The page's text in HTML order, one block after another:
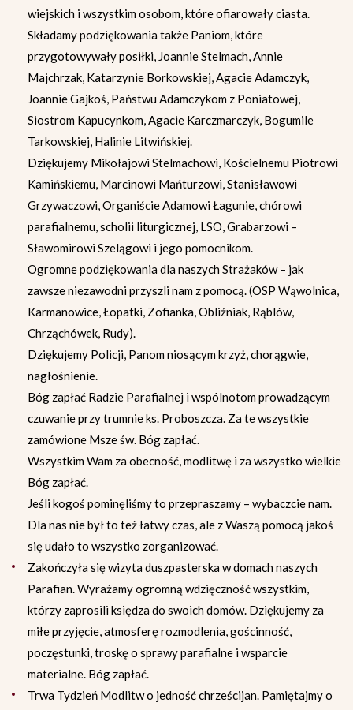
wiejskich i wszystkim osobom, które ofiarowały ciasta.
Składamy podziękowania także Paniom, które
przygotowywały posiłki, Joannie Stelmach, Annie
Majchrzak, Katarzynie Borkowskiej, Agacie Adamczyk,
Joannie Gajkoś, Państwu Adamczykom z Poniatowej,
Siostrom Kapucynkom, Agacie Karczmarczyk, Bogumile
Tarkowskiej, Halinie Litwińskiej.
Dziękujemy Mikołajowi Stelmachowi, Kościelnemu Piotrowi
Kamińskiemu, Marcinowi Mańturzowi, Stanisławowi
Grzywaczowi, Organiście Adamowi Łagunie, chórowi
parafialnemu, scholii liturgicznej, LSO, Grabarzowi –
Sławomirowi Szelągowi i jego pomocnikom.
Ogromne podziękowania dla naszych Strażaków – jak
zawsze niezawodni przyszli nam z pomocą. (OSP Wąwolnica,
Karmanowice, Łopatki, Zofianka, Obliźniak, Rąblów,
Chrząchówek, Rudy).
Dziękujemy Policji, Panom niosącym krzyż, chorągwie,
nagłośnienie.
Bóg zapłać Radzie Parafialnej i wspólnotom prowadzącym
czuwanie przy trumnie ks. Proboszcza. Za te wszystkie
zamówione Msze św. Bóg zapłać.
Wszystkim Wam za obecność, modlitwę i za wszystko wielkie
Bóg zapłać.
Jeśli kogoś pominęliśmy to przepraszamy – wybaczcie nam.
Dla nas nie był to też łatwy czas, ale z Waszą pomocą jakoś
się udało to wszystko zorganizować.
Zakończyła się wizyta duszpasterska w domach naszych
Parafian. Wyrażamy ogromną wdzięczność wszystkim,
którzy zaprosili księdza do swoich domów. Dziękujemy za
miłe przyjęcie, atmosferę rozmodlenia, gościnność,
poczęstunki, troskę o sprawy parafialne i wsparcie
materialne. Bóg zapłać.
Trwa Tydzień Modlitw o jedność chrześcijan. Pamiętajmy o